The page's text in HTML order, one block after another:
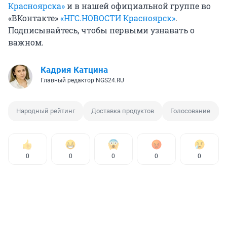
Красноярска»и в нашей официальной группе во
«ВКонтакте»«НГС.НОВОСТИ Красноярск».
Подписывайтесь, чтобы первыми узнавать о
важном.
Кадрия Катцина
Главный редактор NGS24.RU
Народный рейтинг Доставка продуктов Голосование
0 0 0 0 0